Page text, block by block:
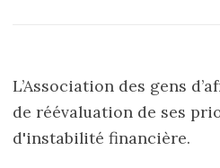
L’Association des gens
de réévaluation de ses
d'instabilité financière.